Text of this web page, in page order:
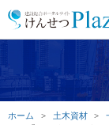
ホーム 土木資材